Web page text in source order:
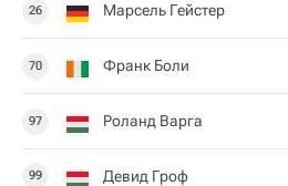
26 Марсель Гейстер
70 Франк Боли
97 Роланд Варга
99 Девид Гроф